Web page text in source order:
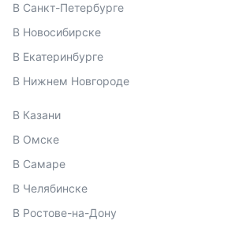
В Санкт-Петербурге
В Новосибирске
В Екатеринбурге
В Нижнем Новгороде
В Казани
В Омске
В Самаре
В Челябинске
В Ростове-на-Дону